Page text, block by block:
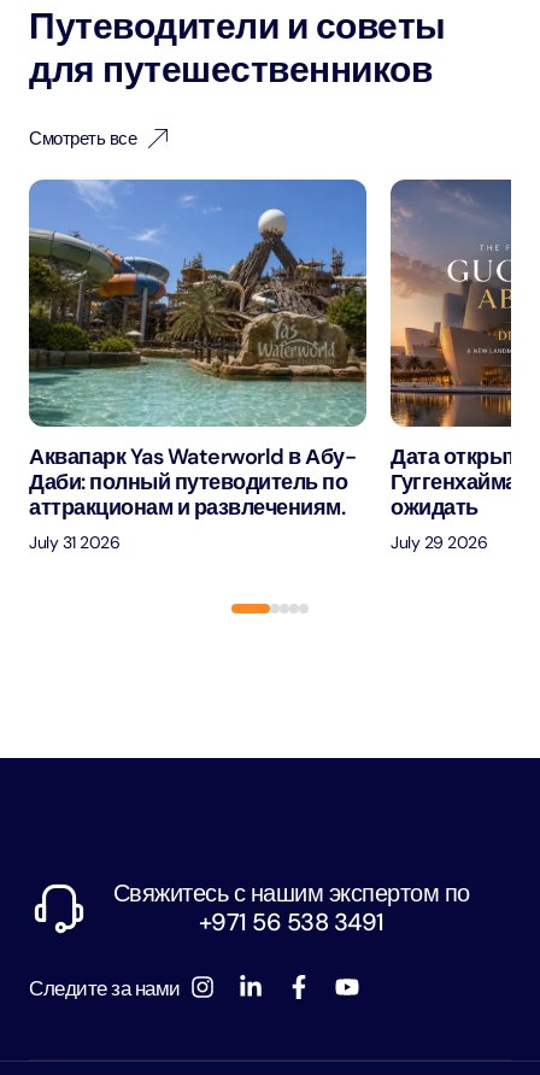
Путеводители и советы
для путешественников
Смотреть все
Аквапарк Yas Waterworld в Абу-
Даби: полный путеводитель по
аттракционам и развлечениям.
July 31 2026
Дата
Гуггенхайма
ожидать
July 29 2026
Свяжитесь с нашим экспертом по
+971 56 538 3491
Следите за нами